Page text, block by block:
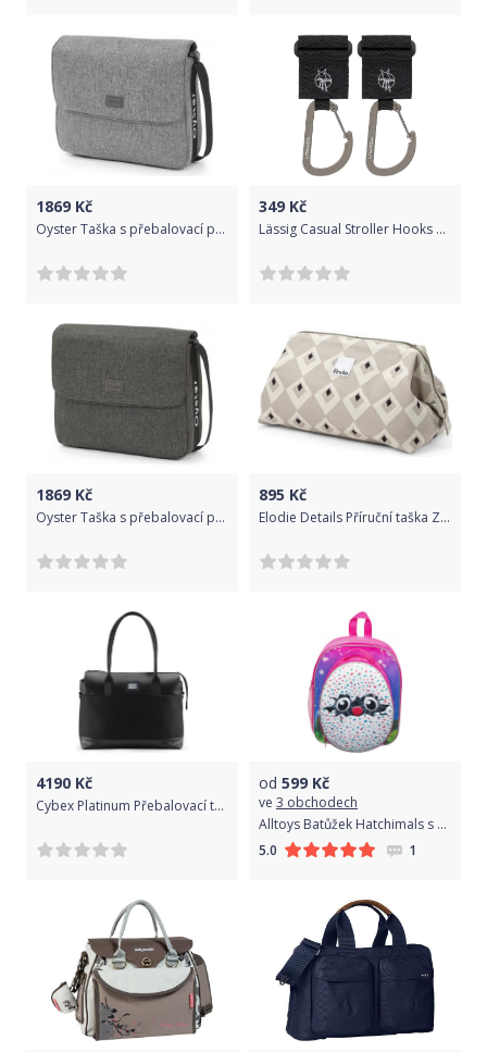
1869 Kč
Oyster Taška s přebalovací podložkou - MERCURY 2019
349 Kč
Lässig Casual Stroller Hooks with Carabiner black
1869 Kč
Oyster Taška s přebalovací podložkou - PEPPER 2019
895 Kč
Elodie Details Příruční taška Zipn´ Go Pioneer Spirit
4190 Kč
Cybex Platinum Přebalovací taška malá Deep Black | black 2022
od 599 Kč
ve 3 obchodech
Alltoys Batůžek Hatchimals s odnímatelným svačinovým boxem
5.0
1